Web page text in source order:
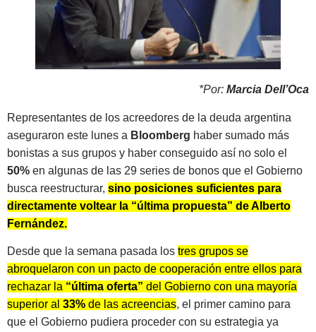
*Por: Marcia Dell’Oca
Representantes de los acreedores de la deuda argentina
aseguraron este lunes a Bloomberg haber sumado más
bonistas a sus grupos y haber conseguido así no solo el
50% en algunas de las 29 series de bonos que el Gobierno
busca reestructurar, sino posiciones suficientes para
directamente voltear la “última propuesta” de Alberto
Fernández.
Desde que la semana pasada los tres grupos se
abroquelaron con un pacto de cooperación entre ellos para
rechazar la “última oferta” del Gobierno con una mayoría
superior al 33% de las acreencias, el primer camino para
que el Gobierno pudiera proceder con su estrategia ya